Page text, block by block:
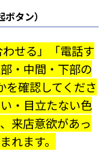
タン）
わせる」「電話す
・中間・下部の
を確認してくださ
・目立たない色
来店意欲があっ
れます。